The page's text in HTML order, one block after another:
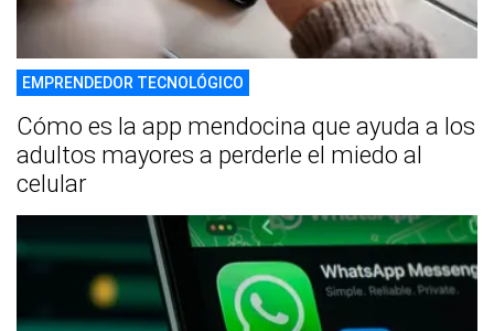
EMPRENDEDOR TECNOLÓGICO
Cómo es la app mendocina que ayuda a los
adultos mayores a perderle el miedo al
celular